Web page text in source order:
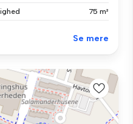
75 m²
Se mere